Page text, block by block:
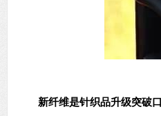
新纤维是针织品升级突破口